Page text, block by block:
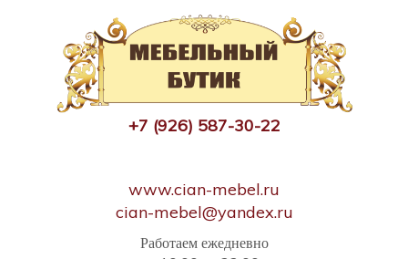
+7 (926) 587-30-22
www.cian-mebel.ru
cian-mebel@yandex.ru
Работаем ежедневно